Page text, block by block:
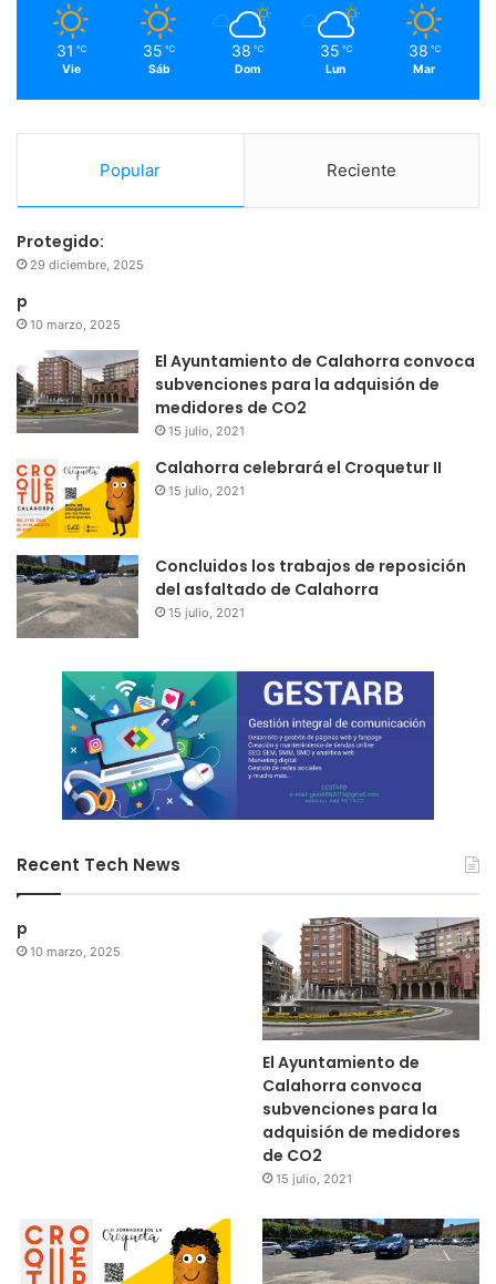
m
31 ℃
Vie
35 ℃
Sáb
38 ℃
Dom
35 ℃
Lun
38 ℃
Mar
Popular Reciente
Protegido:
29 diciembre, 2025
p
10 marzo, 2025
El Ayuntamiento de Calahorra convoca
subvenciones para la adquisión de
medidores de CO2
15 julio, 2021
Calahorra celebrará el Croquetur II
15 julio, 2021
Concluidos los trabajos de reposición
del asfaltado de Calahorra
15 julio, 2021
Recent Tech News
p
10 marzo, 2025
El Ayuntamiento de
Calahorra convoca
subvenciones para la
adquisión de medidores
de CO2
15 julio, 2021